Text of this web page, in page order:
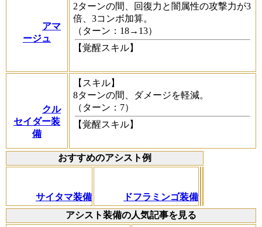
アマ
ージュ
2ターンの間、回復力と闇属性の攻撃力が3
倍、3コンボ加算。
（ターン：18→13）
【覚醒スキル】
クル
セイダー装
備
【スキル】
8ターンの間、ダメージを軽減。
（ターン：7）
【覚醒スキル】
おすすめのアシスト例
サイタマ装備
ドフラミンゴ装備
アシスト装備の人気記事を見る